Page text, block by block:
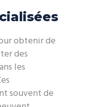
obtenir de
des
les
souvent de